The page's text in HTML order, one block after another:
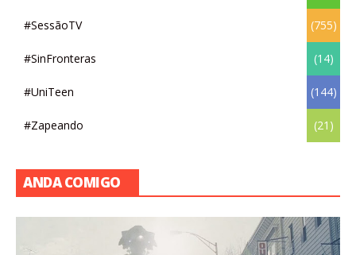
#SessãoTV (755)
#SinFronteras (14)
#UniTeen (144)
#Zapeando (21)
ANDA COMIGO